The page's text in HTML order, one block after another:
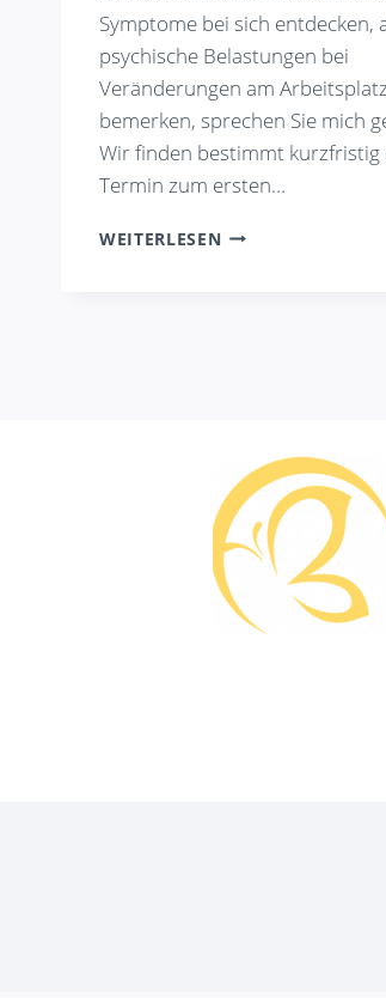
Symptome bei sich entdecken,
psychische Belastungen bei
Veränderungen am
bemerken, sprechen Sie mich
Wir finden bestimmt kurzfristig
Termin zum ersten…
WEITERLESENEINBLICK